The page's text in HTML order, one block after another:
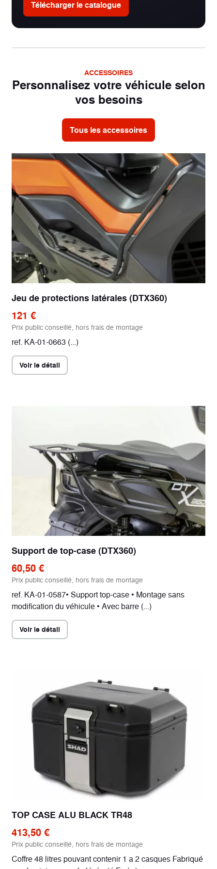
Freinage
avant
Disque ABS
Télécharger le catalogue
ACCESSOIRES
Personnalisez votre véhicule selon
vos besoins
Tous les accessoires
Jeu de protections latérales (DTX360)
121 €
Prix public conseillé, hors frais de montage
ref. KA-01-0663 (...)
Voir le détail
Support de top-case (DTX360)
60,50 €
Prix public conseillé, hors frais de montage
ref. KA-01-0587• Support top-case • Montage sans
modification du véhicule • Avec barre (...)
Voir le détail
TOP CASE ALU BLACK TR48
413,50 €
Prix public conseillé, hors frais de montage
Coffre 48 litres pouvant contenir 1 a 2 casques Fabriqué